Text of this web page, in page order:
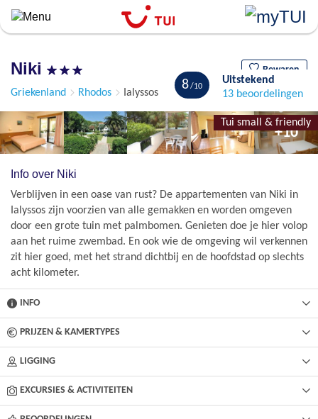
Overslaan
algemene
Niki Bewaren
Griekenland Rhodos Ialyssos
Tui small & friendly
8
Uitstekend
13 beoordelingen
+10
Info over Niki
Verblijven in een oase van rust? De appartementen van Niki in
Ialyssos zijn voorzien van alle gemakken en worden omgeven
door een grote tuin met palmbomen. Genieten doe je hier volop
aan het ruime zwembad. En ook wie de omgeving wil verkennen
zit hier goed, met het strand dichtbij en de hoofdstad op slechts
acht kilometer.
INFO
PRIJZEN & KAMERTYPES
LIGGING
EXCURSIES & ACTIVITEITEN